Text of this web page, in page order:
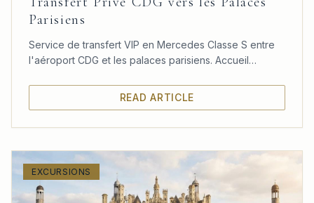
Parisiens
Service de transfert VIP en Mercedes Classe S entre
l'aéroport CDG et les palaces parisiens. Accueil
READ ARTICLE
EXCURSIONS